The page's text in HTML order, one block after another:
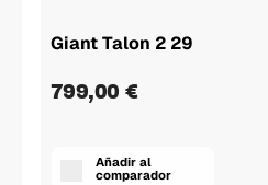
Giant Talon 2 29
799,00 €
Añadir al
comparador